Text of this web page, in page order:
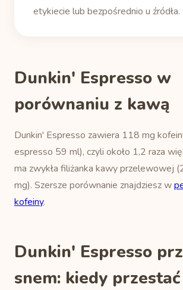
etykiecie lub bezpośrednio u źródła.
Dunkin' Espresso w
porównaniu z kawą
Dunkin' Espresso zawiera 118 mg
espresso 59 ml), czyli około 1,2 raza
ma zwykła filiżanka kawy przelewowej
mg). Szersze porównanie znajdziesz w
kofeiny.
Dunkin' Espresso
snem: kiedy przestać